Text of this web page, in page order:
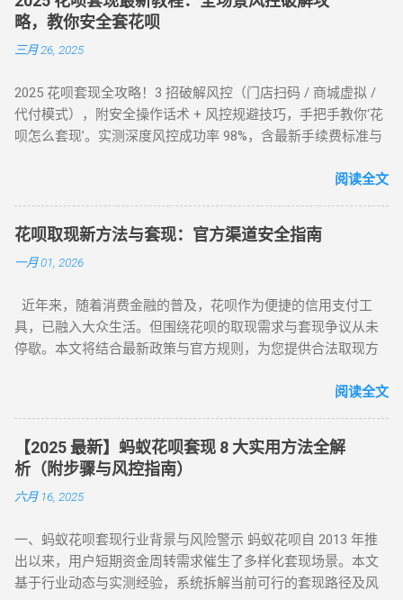
略，教你安全套花呗
三月 26, 2025
2025 花呗套现全攻略！3 招破解风控（门店扫码 / 商城虚拟 /
代付模式），附安全操作话术 + 风控规避技巧，手把手教你‘花
呗怎么套现’。实测深度风控成功率 98%，含最新手续费标准与
教程：全场景风控破解攻略，教你安全套花呗 在移动支付普
成为用户关注的焦点。本文将针对不同风控等级的花呗账户，
提供系统性的套现解决方案，帮助用户在合规前提下实现额度
变现。如果你正在搜索 “花呗怎么套现” 或 “花呗套现教程”，本
呗：门店扫码套现法，秒到账的快捷操作 对于未触发风控的花
呗账户，最直接的套现方式是通过实体门店完成。 操作步骤如
下： 寻找支持花呗的实体商家 ：如便利店、餐饮店等，确认其
款码，选择花呗支付指定金额。 实时结算 ：商家收到款项后，
扣除手续费将资金转回用户账户。此方法无需复杂流程，资金
秒到账，尤其适合小额至中大额的套现需求，是 “花呗怎么套
现” 最便捷的答案。 二、普通风控账户：线上商城虚拟交易，
绕过限额限制 若花呗账户因使用异常触发普通风控（单笔限额
500-1000 元），可通过线上商城的虚拟交易模式实现套现。 具
风控账户兼容性较高的平台。 创建虚拟订单 ：选购电子卡券、
话费充值等虚拟商品，使用花呗支付。 模拟物流确认 ：商家提
供虚假物流信息后，用户在订单页面点击 “确认收货”。 快速回
阅读全文
花呗取现新方法与套现：官方渠道安全指南
一月 01, 2026
近年来，随着消费金融的普及，花呗作为便捷的信用支付工
具，已融入大众生活。但围绕花呗的取现需求与套现争议从未
停歇。本文将结合最新政策与官方规则，为您提供合法取现方
为何限制套现？官方明令禁止的三大原因 花呗自 2015 年上线
景。以下是套现行为被严格限制的核心原因： 法律风险 ：套现
属于非法资金转移行为，涉及虚构交易、虚假退款等操作，可
能触犯《反洗钱法》及金融监管条例。 账户安全 ：第三方套现
平台常伴随信息泄露、诈骗风险，导致用户资金损失或账户被
结、芝麻分下降，甚至影响个人征信记录。 据 2024 年央行数
据显示，因套现被关闭花呗功能的用户同比增长 37%，部分用
户更因违规操作被列入金融机构黑名单。 二、2025 年花呗取现
阅读全文
【2025 最新】蚂蚁花呗套现 8 大实用方法全解
析（附步骤与风控指南）
六月 16, 2025
一、蚂蚁花呗套现行业背景与风险警示 蚂蚁花呗自 2013 年推
出以来，用户短期资金周转需求催生了多样化套现场景。本文
基于行业动态与实测经验，系统拆解当前可行的套现路径及风